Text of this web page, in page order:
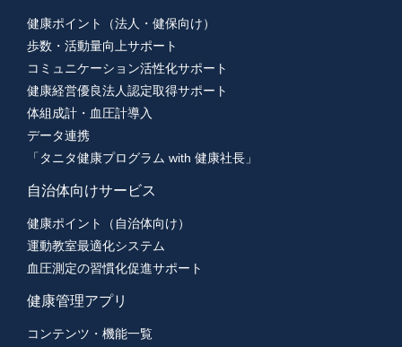
健康ポイント（法人・健保向け）
歩数・活動量向上サポート
コミュニケーション活性化サポート
健康経営優良法人認定取得サポート
体組成計・血圧計導入
データ連携
「タニタ健康プログラム with 健康社長」
自治体向けサービス
健康ポイント（自治体向け）
運動教室最適化システム
血圧測定の習慣化促進サポート
健康管理アプリ
コンテンツ・機能一覧